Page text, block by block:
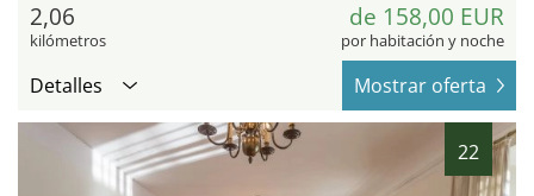
2,06
kilómetros
de 158,00 EUR
por habitación y noche
Detalles Mostrar oferta
22